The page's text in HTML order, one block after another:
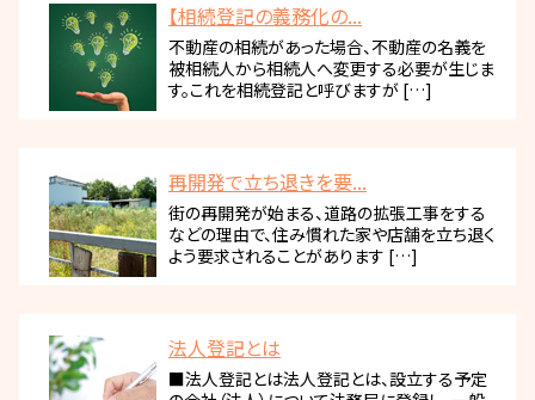
【相続登記の義務化の...
不動産の相続があった場合、不動産の名義を
被相続人から相続人へ変更する必要が生じま
す。これを相続登記と呼びますが […]
再開発で立ち退きを要...
街の再開発が始まる、道路の拡張工事をする
などの理由で、住み慣れた家や店舗を立ち退く
よう要求されることがあります […]
法人登記とは
■法人登記とは法人登記とは、設立する予定